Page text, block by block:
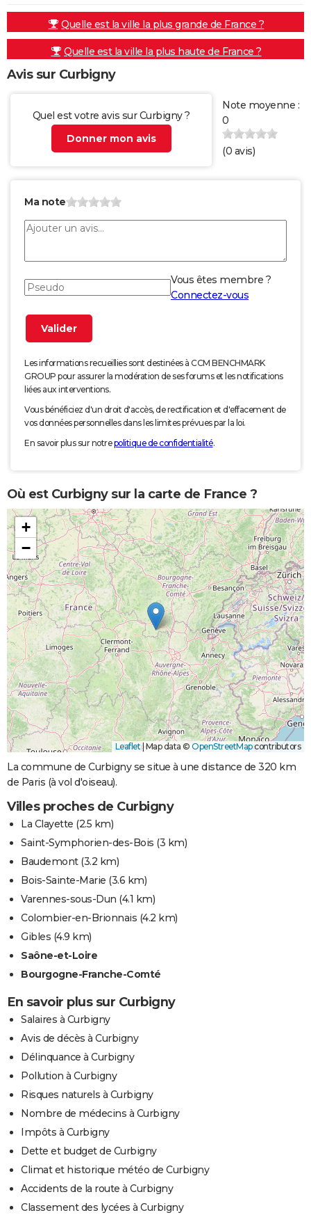
Quelle est la ville la plus grande de France ?
Quelle est la ville la plus haute de France ?
Avis sur Curbigny
Quel est votre avis sur Curbigny ?
Donner mon avis
Note moyenne :
0
(0 avis)
Ma note
Vous êtes membre ?
Connectez-vous
Les informations recueillies sont destinées à CCM BENCHMARK
GROUP pour assurer la modération de ses forums et les notifications
liées aux interventions.
Vous bénéficiez d'un droit d'accès, de rectification et d'effacement de
vos données personnelles dans les limites prévues par la loi.
En savoir plus sur notrepolitique de confidentialité.
Où est Curbigny sur la carte de France ?
+
−
Leaflet|Map data © OpenStreetMapcontributors
La commune de Curbigny se situe à une distance de 320 km
de Paris (à vol d'oiseau).
Villes proches de Curbigny
La Clayette (2.5 km)
Saint-Symphorien-des-Bois (3 km)
Baudemont(3.2 km)
Bois-Sainte-Marie (3.6 km)
Varennes-sous-Dun (4.1 km)
Colombier-en-Brionnais (4.2 km)
Gibles (4.9 km)
Saône-et-Loire
Bourgogne-Franche-Comté
En savoir plus sur Curbigny
Salaires à Curbigny
Avis de décès à Curbigny
Délinquance à Curbigny
Pollution à Curbigny
Risques naturels à Curbigny
Nombre de médecins à Curbigny
Impôts à Curbigny
Dette et budget de Curbigny
Climat et historique météo de Curbigny
Accidents de la route à Curbigny
Classement des lycées à Curbigny